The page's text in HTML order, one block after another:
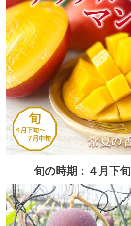
旬の時期：４月下